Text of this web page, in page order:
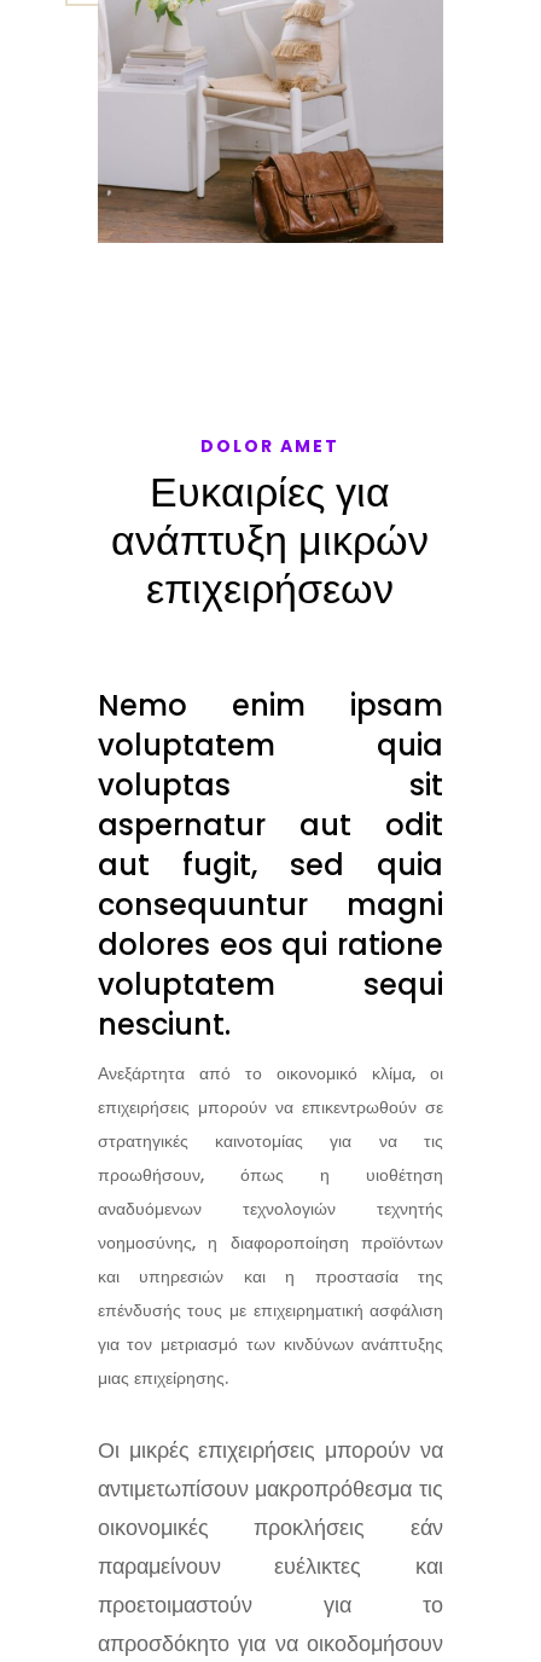
DOLOR AMET
Ευκαιρίες για
ανάπτυξη μικρών
επιχειρήσεων
Nemo enim ipsam
voluptatem quia
voluptas sit
aspernatur aut odit
aut fugit, sed quia
consequuntur magni
dolores eos qui ratione
voluptatem sequi
nesciunt.
Ανεξάρτητα από το οικονομικό κλίμα, οι
επιχειρήσεις μπορούν να επικεντρωθούν σε
στρατηγικές καινοτομίας για να τις
προωθήσουν, όπως η υιοθέτηση
αναδυόμενων τεχνολογιών τεχνητής
νοημοσύνης, η διαφοροποίηση προϊόντων
και υπηρεσιών και η προστασία της
επένδυσής τους με επιχειρηματική ασφάλιση
για τον μετριασμό των κινδύνων ανάπτυξης
μιας επιχείρησης.
Οι μικρές επιχειρήσεις μπορούν να
αντιμετωπίσουν μακροπρόθεσμα τις
οικονομικές προκλήσεις εάν
παραμείνουν ευέλικτες και
προετοιμαστούν για το
απροσδόκητο για να οικοδομήσουν